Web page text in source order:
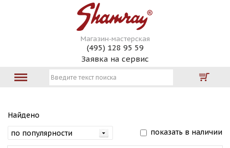
Магазин-мастерская
(495) 128 95 59
Заявка на сервис
Найдено
показать в наличии